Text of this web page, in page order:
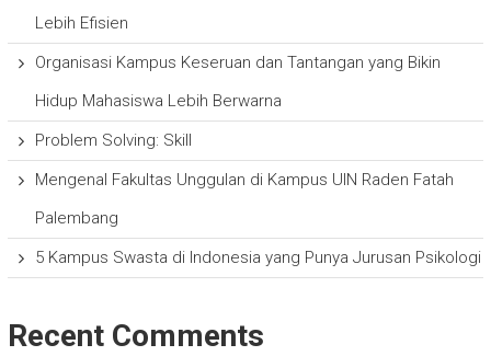
Lebih Efisien
Organisasi Kampus Keseruan dan Tantangan yang Bikin
Hidup Mahasiswa Lebih Berwarna
Problem Solving: Skill
Mengenal Fakultas Unggulan di Kampus UIN Raden Fatah
Palembang
5 Kampus Swasta di Indonesia yang Punya Jurusan Psikologi
Recent Comments